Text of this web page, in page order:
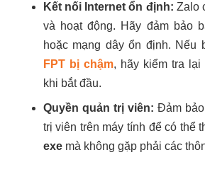
Kết nối Internet ổn định: Zalo
và hoạt động. Hãy đảm bảo
hoặc mạng dây ổn định. Nếu
FPT bị chậm, hãy kiểm tra
khi bắt đầu.
Quyền quản trị viên: Đảm
trị viên trên máy tính để có thể
exemà không gặp phải các